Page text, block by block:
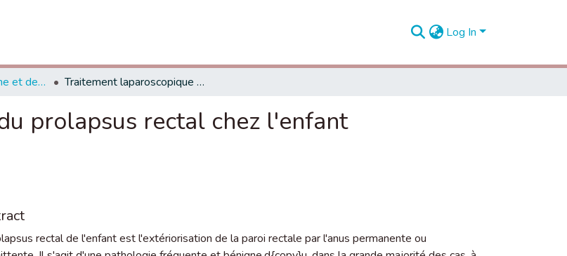
Log In
Faculté de Médecine et de Pharmacie - Rabat Traitement laparoscopique du prolapsus rectal chez l'enfant
prolapsus rectal chez l'enfant
rectal de l'enfant est l'extériorisation de la paroi rectale par l'anus permanente ou